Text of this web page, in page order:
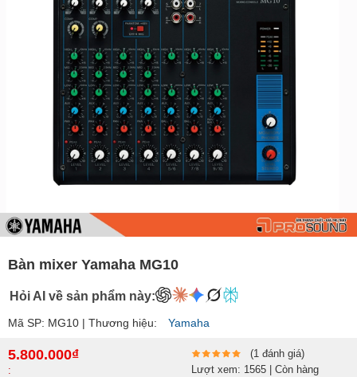
Bàn mixer Yamaha MG10
Hỏi AI về sản phẩm này:
Mã SP: MG10 | Thương hiệu: Yamaha
5.800.000₫
:
(1 đánh giá)
Lượt xem: 1565 | Còn hàng